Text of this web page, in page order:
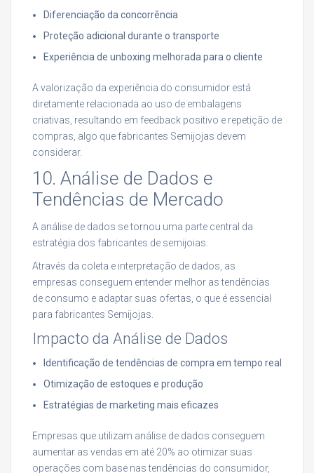
Diferenciação da concorrência
Proteção adicional durante o transporte
Experiência de unboxing melhorada para o cliente
A valorização da experiência do consumidor está
diretamente relacionada ao uso de embalagens
criativas, resultando em feedback positivo e repetição de
compras, algo que fabricantes Semijojas devem
considerar.
10. Análise de Dados e
Tendências de Mercado
A análise de dados se tornou uma parte central da
estratégia dos fabricantes de semijoias.
Através da coleta e interpretação de dados, as
empresas conseguem entender melhor as tendências
de consumo e adaptar suas ofertas, o que é essencial
para fabricantes Semijojas.
Impacto da Análise de Dados
Identificação de tendências de compra em tempo real
Otimização de estoques e produção
Estratégias de marketing mais eficazes
Empresas que utilizam análise de dados conseguem
aumentar as vendas em até 20% ao otimizar suas
operações com base nas tendências do consumidor,